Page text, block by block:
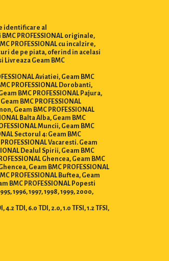
identificare al
PROFESSIONAL originale,
PROFESSIONAL cu incalzire,
de pe piata, oferind in acelasi
Geam BMC
Aviatiei, Geam BMC
PROFESSIONAL Dorobanti,
BMC PROFESSIONAL Pajura,
BMC PROFESSIONAL
Geam BMC PROFESSIONAL
Balta Alba, Geam BMC
Muncii, Geam BMC
Sectorul 4: Geam BMC
Vacaresti. Geam
Dealul Spirii, Geam BMC
Ghencea, Geam BMC
Geam BMC PROFESSIONAL
PROFESSIONAL Buftea, Geam
BMC PROFESSIONAL Popesti
1996, 1997, 1998, 1999, 2000,
TDI, 6.0 TDI, 2.0, 1.0 TFSI, 1.2 TFSI,